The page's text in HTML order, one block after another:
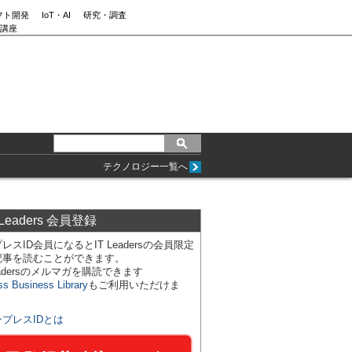
ト開発 IoT・AI
研究・調査
座
テクノロジー一覧へ
会員登録
スID会員になるとIT Leadersの会員限定
を読むことができます。
のメルマガを購読できます
Business Libraryもご利用いただけま
プレスIDとは